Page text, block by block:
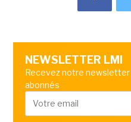
NEWSLETTER LMI
Recevez notre
abonnés